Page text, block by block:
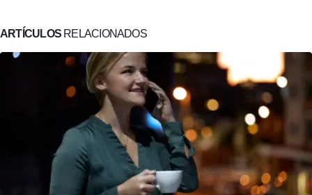
ARTÍCULOSRELACIONADOS